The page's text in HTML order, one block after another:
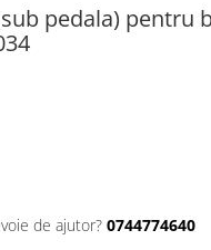
pedala) pentru
de ajutor? 0744774640